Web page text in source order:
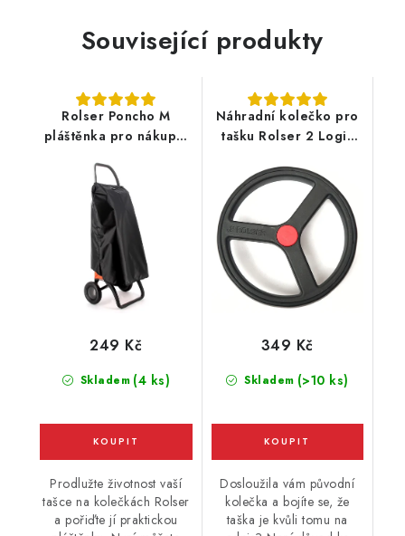
Související produkty
Rolser Poncho M
pláštěnka pro nákupní
černá
Skladem (4 ks)
249 Kč
Prodlužte životnost vaší
tašce na kolečkách Rolser
a pořiďte jí praktickou
Náhradní kolečko pro
tašku Rolser 2 Logic
Skladem (>10 ks)
349 Kč
Dosloužila vám původní
kolečka a bojíte se, že
taška je kvůli tomu na